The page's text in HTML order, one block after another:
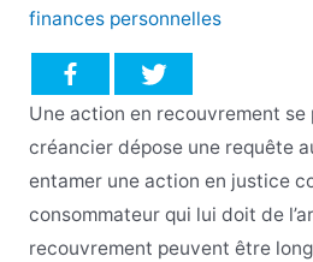
finances personnelles
Une action en recouvrement se
créancier dépose une requête
entamer une action en justice
consommateur qui lui doit de
recouvrement peuvent être